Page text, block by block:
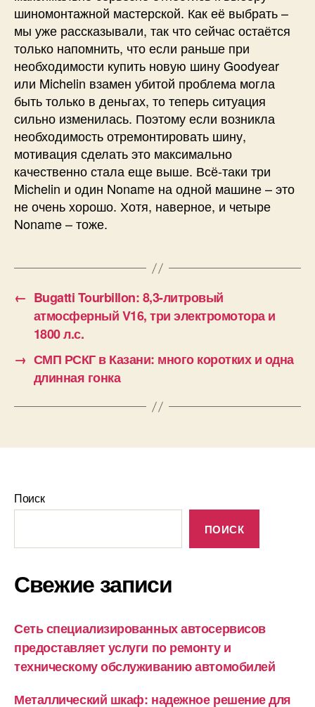
шиномонтажной мастерской. Как её выбрать –
мы уже рассказывали, так что сейчас остаётся
только напомнить, что если раньше при
необходимости купить новую шину Goodyear
или Michelin взамен убитой проблема могла
быть только в деньгах, то теперь ситуация
сильно изменилась. Поэтому если возникла
необходимость отремонтировать шину,
мотивация сделать это максимально
качественно стала еще выше. Всё-таки три
Michelin и один Noname на одной машине – это
не очень хорошо. Хотя, наверное, и четыре
Noname – тоже.
← Bugatti Tourbillon: 8,3-литровый
атмосферный V16, три электромотора и
1800 л.с.
→ СМП РСКГ в Казани: много коротких и одна
длинная гонка
Поиск
ПОИСК
Свежие записи
Сеть специализированных автосервисов
предоставляет услуги по ремонту и
техническому обслуживанию автомобилей
Металлический шкаф: надежное решение для